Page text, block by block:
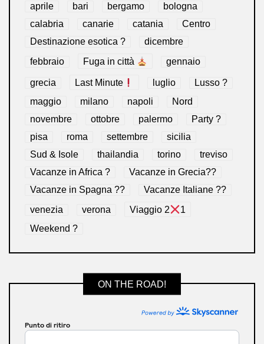
aprile
bari bergamo
bologna
calabria
canarie catania
Centro
Destinazione esotica ?
dicembre
febbraio Fuga in città gennaio
grecia Last Minute luglio
Lusso ?
maggio
milano napoli
Nord
novembre
ottobre palermo
Party ?
pisa
roma settembre
sicilia
Sud & Isole
thailandia torino
treviso
Vacanze in Africa ?
Vacanze in Grecia??
Vacanze in Spagna ??
Vacanze Italiane ??
venezia verona Viaggio 2
1
Weekend ?
ON THE ROAD!